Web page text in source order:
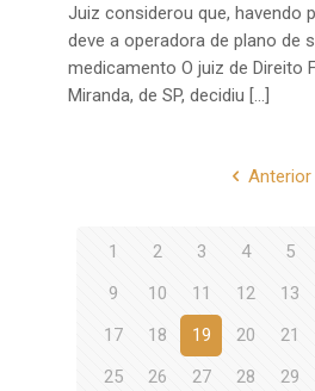
Juiz considerou que, havendo
deve a operadora de plano de
medicamento O juiz de Direito
Miranda, de SP, decidiu […]
Anterior
1 2 3 4 5
9
10 11 12 13
17
18 19 20 21
25
26 27 28 29